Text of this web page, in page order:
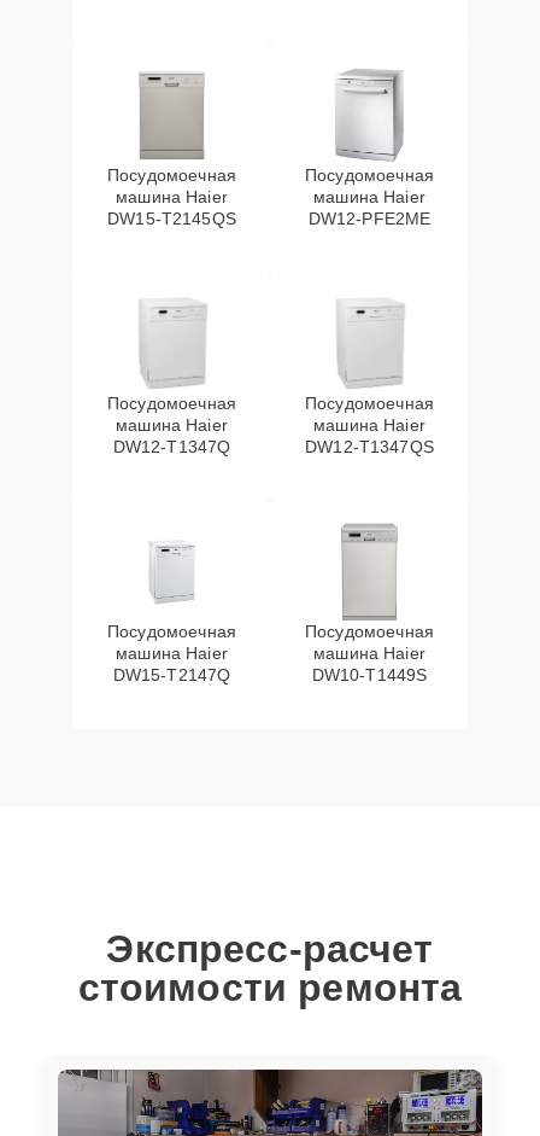
Посудомоечная
машина Haier
DW15-T2145QS
Посудомоечная
машина Haier
DW12-PFE2ME
Посудомоечная
машина Haier
DW12-T1347Q
Посудомоечная
машина Haier
DW12-T1347QS
Посудомоечная
машина Haier
DW15-T2147Q
Посудомоечная
машина Haier
DW10-T1449S
Экспресс-расчет
стоимости ремонта